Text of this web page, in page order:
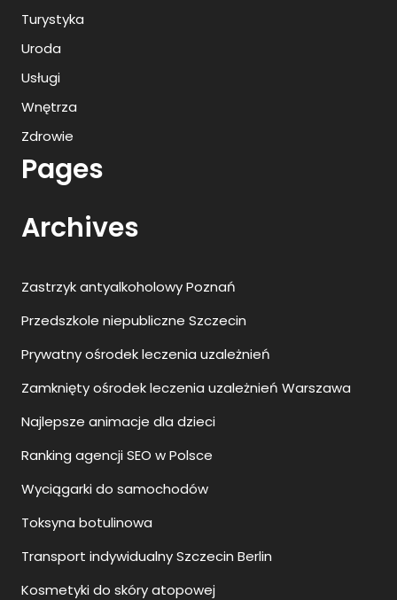
Turystyka
Uroda
Usługi
Wnętrza
Zdrowie
Pages
Archives
Zastrzyk antyalkoholowy Poznań
Przedszkole niepubliczne Szczecin
Prywatny ośrodek leczenia uzależnień
Zamknięty ośrodek leczenia uzależnień Warszawa
Najlepsze animacje dla dzieci
Ranking agencji SEO w Polsce
Wyciągarki do samochodów
Toksyna botulinowa
Transport indywidualny Szczecin Berlin
Kosmetyki do skóry atopowej